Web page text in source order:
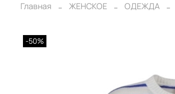
Главная ЖЕНСКОЕ ОДЕЖДА
-50%